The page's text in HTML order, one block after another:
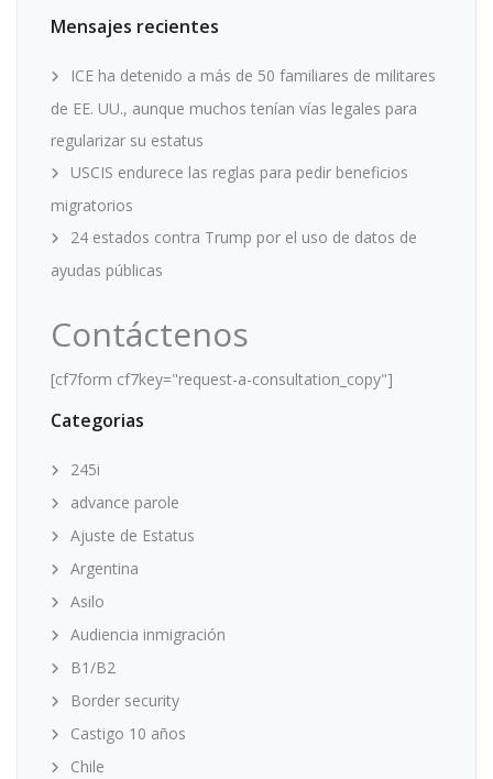
Mensajes recientes
ICE ha detenido a más de 50 familiares de militares
de EE. UU., aunque muchos tenían vías legales para
regularizar su estatus
USCIS endurece las reglas para pedir beneficios
migratorios
24 estados contra Trump por el uso de datos de
ayudas públicas
Contáctenos
[cf7form cf7key="request-a-consultation_copy"]
Categorias
245i
advance parole
Ajuste de Estatus
Argentina
Asilo
Audiencia inmigración
B1/B2
Border security
Castigo 10 años
Chile